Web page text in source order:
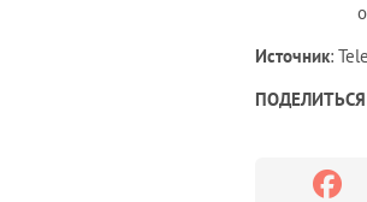
Источник: